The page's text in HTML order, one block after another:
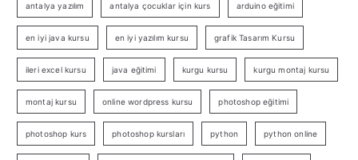
antalya yazılım antalya çocuklar için kurs arduino eğitimi
en iyi java kursu en iyi yazılım kursu grafik Tasarım Kursu
ileri excel kursu java eğitimi kurgu kursu kurgu montaj kursu
montaj kursu online wordpress kursu photoshop eğitimi
photoshop kurs photoshop kursları python python online